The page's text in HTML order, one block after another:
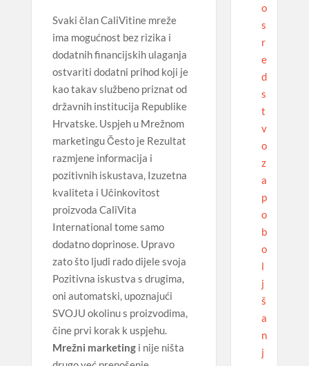
Svaki član CaliVitine mreže
ima mogućnost bez rizika i
dodatnih financijskih ulaganja
ostvariti dodatni prihod koji je
kao takav službeno priznat od
državnih institucija Republike
Hrvatske. Uspjeh u Mrežnom
marketingu Često je Rezultat
razmjene informacija i
pozitivnih iskustava, Izuzetna
kvaliteta i Učinkovitost
proizvoda CaliVita
International tome samo
dodatno doprinose. Upravo
zato što ljudi rado dijele svoja
Pozitivna iskustva s drugima,
oni automatski, upoznajući
SVOJU okolinu s proizvodima,
čine prvi korak k uspjehu.
Mrežni marketingi nije ništa
o
s
r
e
d
s
t
v
o
z
a
p
o
b
o
l
j
š
a
n
j